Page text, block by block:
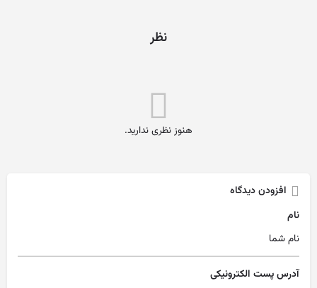
نظر
هنوز نظری ندارید.
افزودن دیدگاه
نام
آدرس پست الکترونیکی